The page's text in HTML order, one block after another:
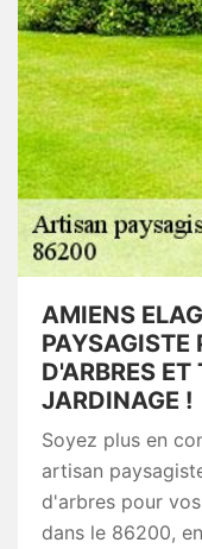
AMIENS
PAYSAGISTE
D'ARBRES
JARDINAGE !
Soyez plus en
artisan
d'arbres pour
dans le 86200,